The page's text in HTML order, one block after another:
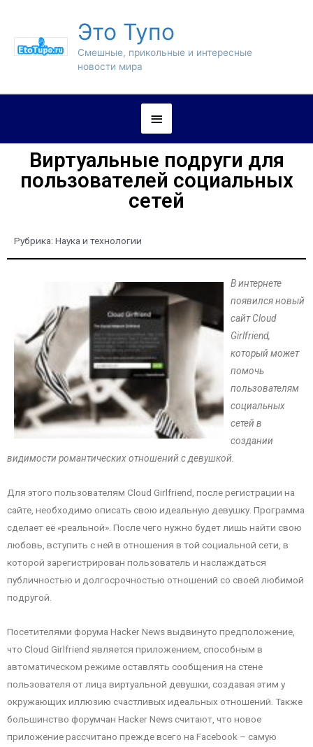
Это Тупо
Смешные, прикольные и интересные
новости мира
Виртуальные подруги для
пользователей социальных
сетей
Рубрика: Наука и технологии
В интернете
появился новый
сайт Cloud
Girlfriend,
который может
помочь
пользователям
социальных
сетей в
создании
видимости романтических отношений с девушкой.
Для этого пользователям Cloud Girlfriend, после регистрации на
сайте, необходимо описать свою идеальную девушку. Программа
сделает её «реальной». После чего нужно будет лишь найти свою
любовь, вступить с ней в отношения в той социальной сети, в
которой зарегистрирован пользователь и наслаждаться
публичностью и долгосрочностью отношений со своей любимой
подругой.
Посетителями форума Hacker News выдвинуто предположение,
что Cloud Girlfriend является приложением, способным в
автоматическом режиме оставлять сообщения на стене
пользователя от лица виртуальной девушки, создавая этим у
окружающих иллюзию счастливых идеальных отношений. Также
большинство форумчан Hacker News считают, что новое
приложение рассчитано прежде всего на Facebook – самую